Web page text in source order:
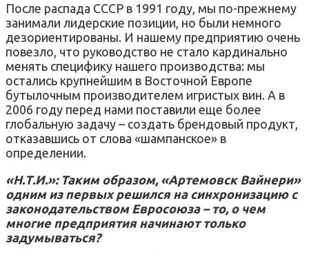
После распада СССР в 1991 году, мы по-прежнему
занимали лидерские позиции, но были немного
дезориентированы. И нашему предприятию очень
повезло, что руководство не стало кардинально
менять специфику нашего производства: мы
остались крупнейшим в Восточной Европе
бутылочным производителем игристых вин. А в
2006 году перед нами поставили еще более
глобальную задачу – создать брендовый продукт,
отказавшись от слова «шампанское» в
определении.
«Н.Т.И.»: Таким образом, «Артемовск Вайнери»
одним из первых решился на синхронизацию с
законодательством Евросоюза – то, о чем
многие предприятия начинают только
задумываться?